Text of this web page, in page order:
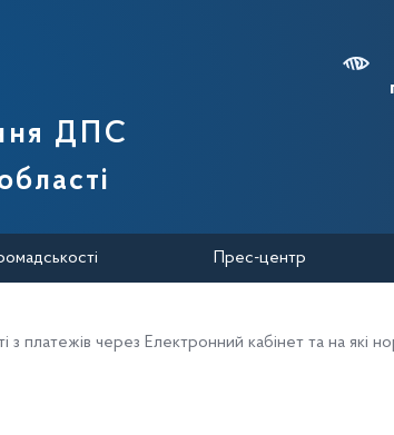
України
ДПС
Прес-центр
платежів через Електронний кабінет та на які